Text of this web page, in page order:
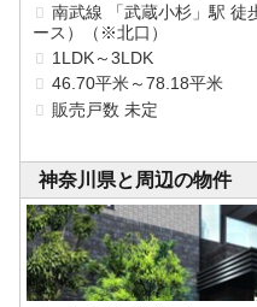
南武線 「武蔵小杉」駅 徒
ース）（※北口）
1LDK～3LDK
46.70平米～78.18平米
販売戸数 未定
神奈川県と周辺の物件